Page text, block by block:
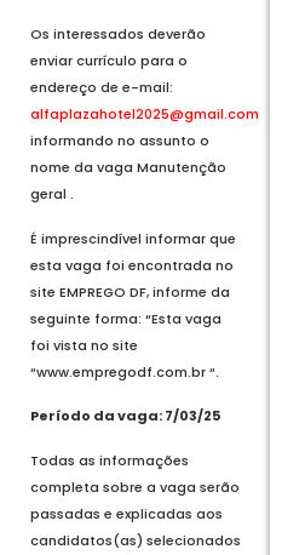
Os interessados deverão
enviar currículo para o
endereço de e-mail:
alfaplazahotel2025@gmail.com
informando no assunto o
nome da vaga Manutenção
geral .
É imprescindível informar que
esta vaga foi encontrada no
site EMPREGO DF, informe da
seguinte forma: “Esta vaga
foi vista no site
“www.empregodf.com.br “.
Período da vaga: 7/03/25
Todas as informações
completa sobre a vaga serão
passadas e explicadas aos
candidatos(as) selecionados